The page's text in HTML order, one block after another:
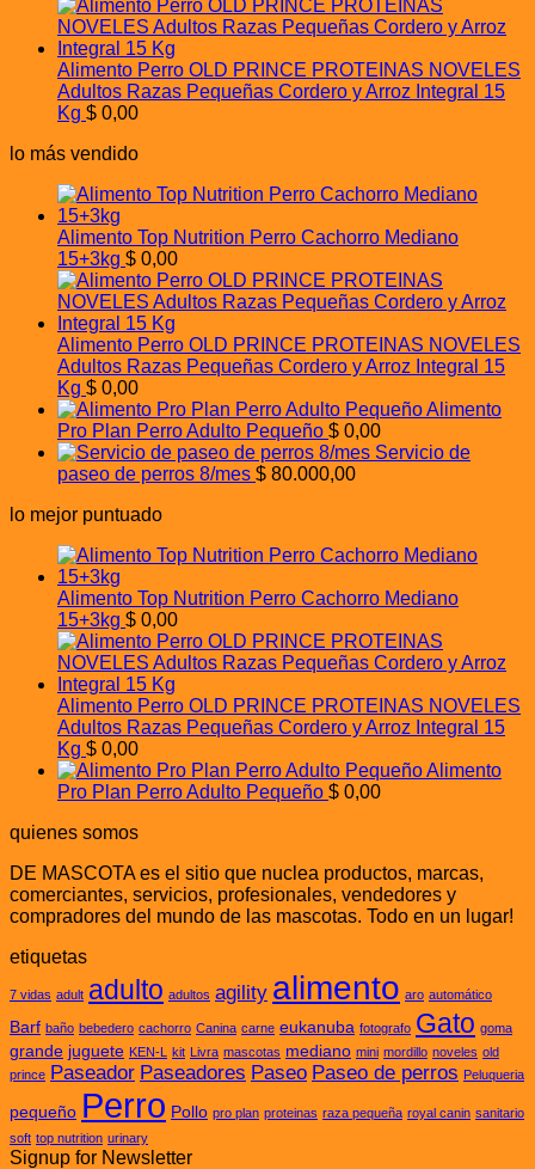
Alimento Perro OLD PRINCE PROTEINAS NOVELES
Adultos Razas Pequeñas Cordero y Arroz Integral 15
Kg $ 0,00
lo más vendido
Alimento Top Nutrition Perro Cachorro Mediano
15+3kg $ 0,00
Alimento Perro OLD PRINCE PROTEINAS NOVELES
Adultos Razas Pequeñas Cordero y Arroz Integral 15
Kg $ 0,00
Alimento
Pro Plan Perro Adulto Pequeño $ 0,00
Servicio de
paseo de perros 8/mes $ 80.000,00
lo mejor puntuado
Alimento Top Nutrition Perro Cachorro Mediano
15+3kg $ 0,00
Alimento Perro OLD PRINCE PROTEINAS NOVELES
Adultos Razas Pequeñas Cordero y Arroz Integral 15
Kg $ 0,00
Alimento
Pro Plan Perro Adulto Pequeño $ 0,00
quienes somos
DE MASCOTA es el sitio que nuclea productos, marcas,
comerciantes, servicios, profesionales, vendedores y
compradores del mundo de las mascotas. Todo en un lugar!
etiquetas
7 vidas adult adulto adultos agility alimento aro automático
Barf baño bebedero cachorro Canina carne eukanuba fotografo Gato goma
grande juguete KEN-L kit Livra mascotas mediano mini mordillo noveles old
prince Paseador Paseadores Paseo Paseo de perros Peluqueria
pequeño Perro Pollo pro plan proteinas raza pequeña royal canin sanitario
soft top nutrition urinary
Signup for Newsletter